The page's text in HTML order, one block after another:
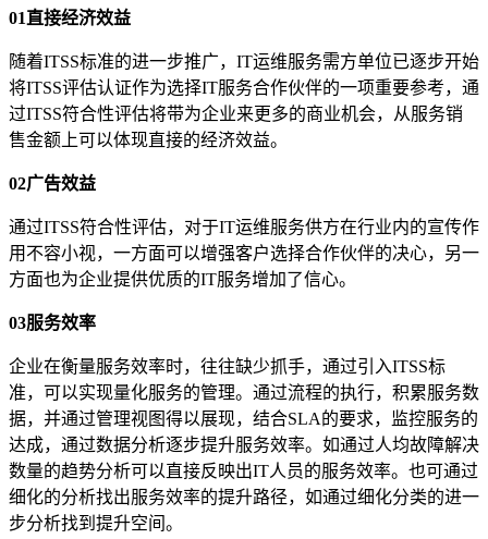
01直接经济效益
随着ITSS标准的进一步推广，IT运维服务需方单位已逐步开始
将ITSS评估认证作为选择IT服务合作伙伴的一项重要参考，通
过ITSS符合性评估将带为企业来更多的商业机会，从服务销
售金额上可以体现直接的经济效益。
02广告效益
通过ITSS符合性评估，对于IT运维服务供方在行业内的宣传作
用不容小视，一方面可以增强客户选择合作伙伴的决心，另一
方面也为企业提供优质的IT服务增加了信心。
03服务效率
企业在衡量服务效率时，往往缺少抓手，通过引入ITSS标
准，可以实现量化服务的管理。通过流程的执行，积累服务数
据，并通过管理视图得以展现，结合SLA的要求，监控服务的
达成，通过数据分析逐步提升服务效率。如通过人均故障解决
数量的趋势分析可以直接反映出IT人员的服务效率。也可通过
细化的分析找出服务效率的提升路径，如通过细化分类的进一
步分析找到提升空间。